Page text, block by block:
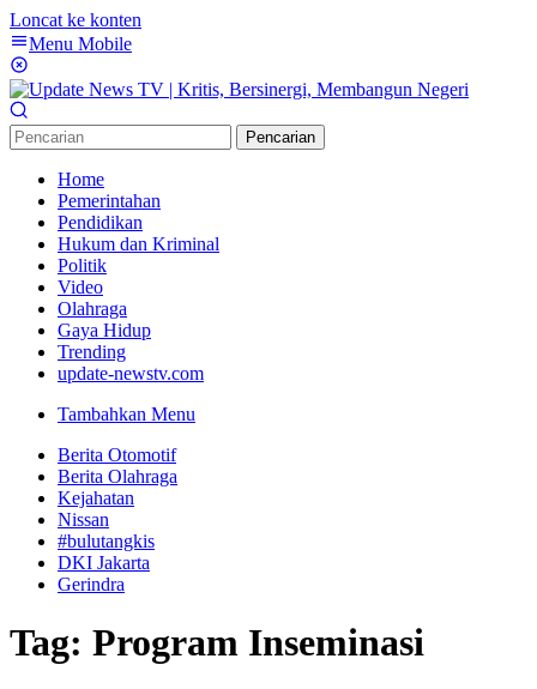
Loncat ke konten
Menu Mobile
Pencarian
Home
Pemerintahan
Pendidikan
Hukum dan Kriminal
Politik
Video
Olahraga
Gaya Hidup
Trending
update-newstv.com
Tambahkan Menu
Berita Otomotif
Berita Olahraga
Kejahatan
Nissan
#bulutangkis
DKI Jakarta
Gerindra
Tag: Program Inseminasi